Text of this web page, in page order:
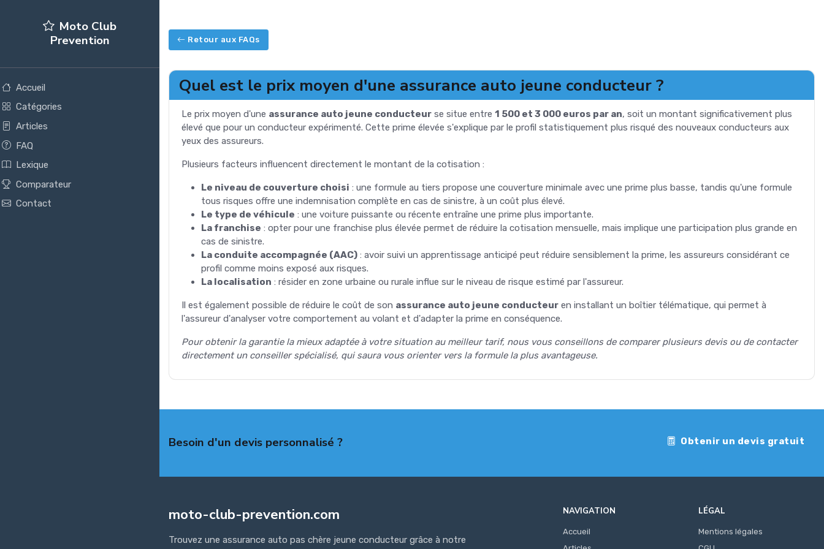
Moto Club
Prevention
Accueil
Catégories
Articles
FAQ
Lexique
Comparateur
Contact
Retour aux FAQs
Quel est le prix moyen d'une assurance auto jeune conducteur ?
Le prix moyen d'une assurance auto jeune conducteur se situe entre 1 500 et 3 000 euros par an, soit un montant significativement plus
élevé que pour un conducteur expérimenté. Cette prime élevée s'explique par le profil statistiquement plus risqué des nouveaux conducteurs aux
yeux des assureurs.
Plusieurs facteurs influencent directement le montant de la cotisation :
Le niveau de couverture choisi : une formule au tiers propose une couverture minimale avec une prime plus basse, tandis qu'une formule
tous risques offre une indemnisation complète en cas de sinistre, à un coût plus élevé.
Le type de véhicule : une voiture puissante ou récente entraîne une prime plus importante.
La franchise : opter pour une franchise plus élevée permet de réduire la cotisation mensuelle, mais implique une participation plus grande en
cas de sinistre.
La conduite accompagnée (AAC) : avoir suivi un apprentissage anticipé peut réduire sensiblement la prime, les assureurs considérant ce
profil comme moins exposé aux risques.
La localisation : résider en zone urbaine ou rurale influe sur le niveau de risque estimé par l'assureur.
Il est également possible de réduire le coût de son assurance auto jeune conducteur en installant un boîtier télématique, qui permet à
l'assureur d'analyser votre comportement au volant et d'adapter la prime en conséquence.
Pour obtenir la garantie la mieux adaptée à votre situation au meilleur tarif, nous vous conseillons de comparer plusieurs devis ou de contacter
directement un conseiller spécialisé, qui saura vous orienter vers la formule la plus avantageuse.
Besoin d'un devis personnalisé ? Obtenir un devis gratuit
moto-club-prevention.com
Trouvez une assurance auto pas chère jeune conducteur grâce à notre
NAVIGATION
Accueil
LÉGAL
Mentions légales